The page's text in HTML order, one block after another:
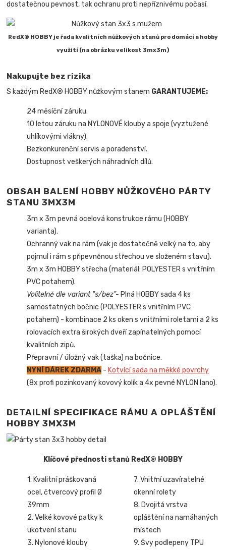
dostatečnou pevnost, tak ochranu proti nepříznivému počasí.
RedX® HOBBY je řada kvalitních nůžkových stanů pro domácí a hobby
využití (na obrázku velikost 3mx3m)
Nakupujte bez rizika
S každým RedX® HOBBY nůžkovým stanem GARANTUJEME:
24 měsíční záruku.
10 letou záruku na NYLONOVÉ klouby a spoje (vyztužené
uhlíkovými vlákny).
Bezkonkurenční servis a poradenství.
Dostupnost veškerých náhradních dílů.
OBSAH BALENÍ HOBBY NŮŽKOVÉHO PÁRTY
STANU 3MX3M
3m x 3m pevná ocelová konstrukce rámu (HOBBY
varianta).
Ochranný vak na rám (vak je dostatečně velký na to, aby
pojmul i rám s připevněnou střechou ve složeném stavu).
3m x 3m HOBBY střecha (materiál: POLYESTER s vnitřním
PVC potahem).
Volitelně dle variant "s/bez"- Plná HOBBY sada 4 ks
samostatných bočnic (POLYESTER s vnitřním PVC
potahem) - kombinace 2 ks oken s vnitřními roletami a 2 ks
rolovacích extra širokých dveří zapínatelných pomocí
kvalitních zipů.
Přepravní / úložný vak (taška) na bočnice.
NYNÍ DÁREK ZDARMA - Kotvící sada na měkké povrchy
(8x profi pozinkovaný kovový kolík a 4x pevné NYLON lano).
DETAILNÍ SPECIFIKACE RÁMU A OPLÁŠTĚNÍ
HOBBY 3MX3M
Klíčové přednosti stanů RedX® HOBBY
1. Kvalitní práškovaná
ocel, čtvercový profil Ø
39mm
2. Velké kovové patky k
ukotvení stanu
3. Nylonové klouby
7. Vnitřní uzavíratelné
okenní rolety
8. Dvojitá vrstva
opláštění na namáhaných
místech
9. Švy podlepeny TPU